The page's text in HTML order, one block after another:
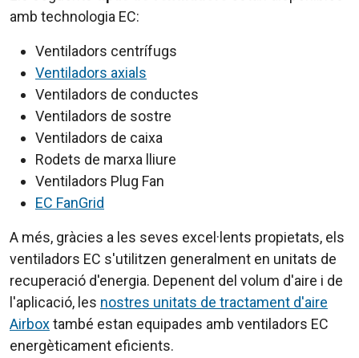
amb technologia EC:
Ventiladors centrífugs
Ventiladors axials
Ventiladors de conductes
Ventiladors de sostre
Ventiladors de caixa
Rodets de marxa lliure
Ventiladors Plug Fan
EC FanGrid
A més, gràcies a les seves excel·lents propietats, els
ventiladors EC s'utilitzen generalment en unitats de
recuperació d'energia. Depenent del volum d'aire i de
l'aplicació, les nostres unitats de tractament d'aire
Airboxtambé estan equipades amb ventiladors EC
energèticament eficients.